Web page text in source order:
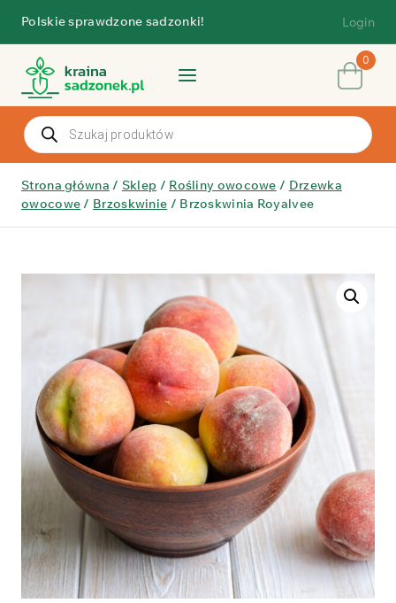
treści
Polskie sprawdzone sadzonki! Login
0
Wyszukiwarka
produktów
Strona główna / Sklep / Rośliny owocowe / Drzewka
owocowe / Brzoskwinie / Brzoskwinia Royalvee